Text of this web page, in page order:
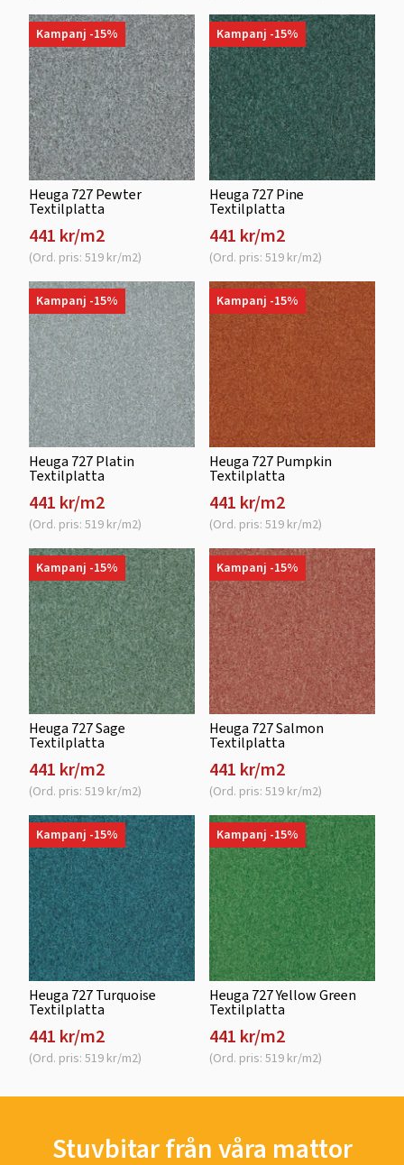
Kampanj -15%
Heuga 727 Pewter
Textilplatta
441 kr/m2
(Ord. pris: 519 kr/m2)
Kampanj -15%
Heuga 727 Pine
Textilplatta
441 kr/m2
(Ord. pris: 519 kr/m2)
Kampanj -15%
Heuga 727 Platin
Textilplatta
441 kr/m2
(Ord. pris: 519 kr/m2)
Kampanj -15%
Heuga 727 Pumpkin
Textilplatta
441 kr/m2
(Ord. pris: 519 kr/m2)
Kampanj -15%
Heuga 727 Sage
Textilplatta
441 kr/m2
(Ord. pris: 519 kr/m2)
Kampanj -15%
Heuga 727 Salmon
Textilplatta
441 kr/m2
(Ord. pris: 519 kr/m2)
Kampanj -15%
Heuga 727 Turquoise
Textilplatta
441 kr/m2
(Ord. pris: 519 kr/m2)
Kampanj -15%
Heuga 727 Yellow Green
Textilplatta
441 kr/m2
(Ord. pris: 519 kr/m2)
Stuvbitar från våra mattor